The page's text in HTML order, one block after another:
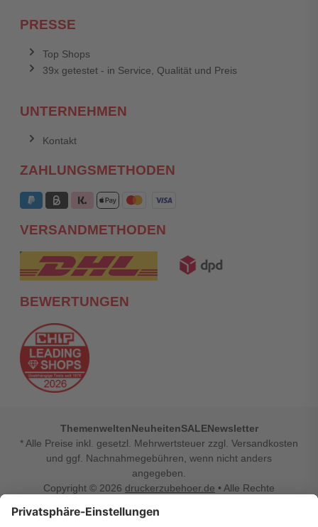
PRESSE
Top Shops
39x getestet - in Service, Qualität und Preis
UNTERNEHMEN
Kontakt
ZAHLUNGSMETHODEN
VERSANDMETHODEN
BEWERTUNGEN
ThemenweltenNeuheitenSALENewsletter
* Alle Preise inkl. gesetzl. Mehrwertsteuer zzgl. Versandkosten
und ggf. Nachnahmegebühren, wenn nicht anders
angegeben.
Copyright © 2026 druckerzubehoer.de • Alle Rechte
Vertrag widerrufen